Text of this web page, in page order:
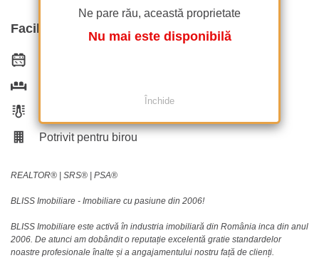
Ne pare rău, această proprietate
Nu mai este disponibilă
Închide
Facilități
Potrivit pentru birou
REALTOR®️ | SRS®️ | PSA®️
BLISS Imobiliare - Imobiliare cu pasiune din 2006!
BLISS Imobiliare este activă în industria imobiliară din România inca din anul
2006. De atunci am dobândit o reputație excelentă gratie standardelor
noastre profesionale înalte și a angajamentului nostru față de clienți.